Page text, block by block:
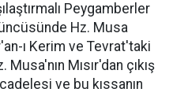
Peygamberler
Hz. Musa
ı Kerim ve Tevrat'taki
Musa'nın Mısır'dan çıkış
ve bu kıssanın